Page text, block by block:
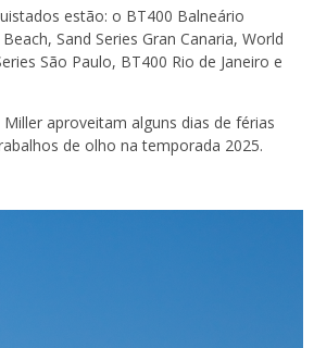
estão: o BT400 Balneário
Sand Series Gran Canaria, World
São Paulo, BT400 Rio de Janeiro e
aproveitam alguns dias de férias
de olho na temporada 2025.